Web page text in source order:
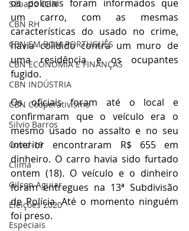
Sábado CBN
CBN RH
CBN EM BOM PORTUGUÊS
CBN ECONOMIA E FINANÇAS
CBN INDÚSTRIA
CBN Cooperativismo
Silvio Barros
Covid-19
Clima
Gilson Aguiar
Eleições 2020
Especiais
os policiais foram informados que
um carro, com as mesmas
características do usado no crime,
havia colidido contra um muro de
uma residência e os ocupantes
fugido.
Os oficiais foram até o local e
confirmaram que o veículo era o
mesmo usado no assalto e no seu
interior encontraram R$ 655 em
dinheiro. O carro havia sido furtado
ontem (18). O veículo e o dinheiro
foram entregues na 13ª Subdivisão
de Polícia. Até o momento ninguém
foi preso.